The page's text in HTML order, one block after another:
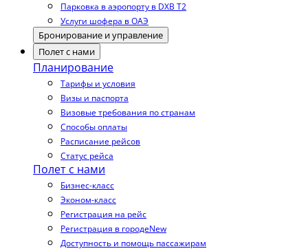
Парковка в аэропорту в DXB T2
Услуги шофера в ОАЭ
Бронирование и управление
Полет с нами
Планирование
Тарифы и условия
Визы и паспорта
Визовые требования по странам
Способы оплаты
Расписание рейсов
Статус рейса
Полет с нами
Бизнес-класс
Эконом-класс
Регистрация на рейс
Регистрация в городеNew
Доступность и помощь пассажирам